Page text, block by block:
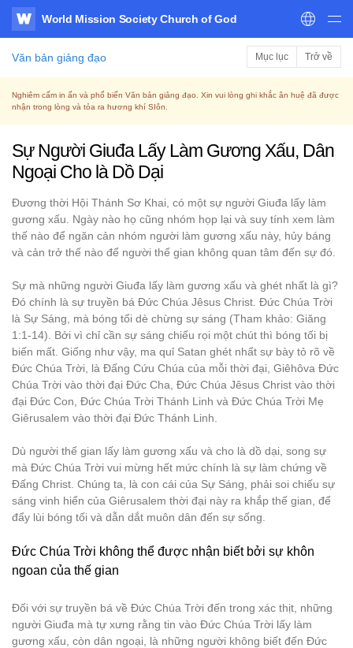
WATV
World Mission Society Church of God
Văn bản giảng đạo Mục lục Trở về
Nghiêm cấm in ấn và phổ biến Văn bản giảng đạo. Xin vui lòng ghi khắc ân huệ đã được
nhận trong lòng và tỏa ra hương khí SIôn.
Sự Người Giuđa Lấy Làm Gương Xấu, Dân
Ngoại Cho là Dồ Dại
Đương thời Hội Thánh Sơ Khai, có một sự người Giuđa lấy làm
gương xấu. Ngày nào họ cũng nhóm họp lại và suy tính xem làm
thế nào để ngăn cản nhóm người làm gương xấu này, hủy báng
và cản trở thế nào để người thế gian không quan tâm đến sự đó.
Sự mà những người Giuđa lấy làm gương xấu và ghét nhất là gì?
Đó chính là sự truyền bá Đức Chúa Jêsus Christ. Đức Chúa Trời
là Sự Sáng, mà bóng tối dè chừng sự sáng (Tham khảo: Giăng
1:1-14). Bởi vì chỉ cần sự sáng chiếu rọi một chút thì bóng tối bị
biến mất. Giống như vậy, ma quỉ Satan ghét nhất sự bày tỏ rõ về
Đức Chúa Trời, là Đấng Cứu Chúa của mỗi thời đại, Giêhôva Đức
Chúa Trời vào thời đại Đức Cha, Đức Chúa Jêsus Christ vào thời
đại Đức Con, Đức Chúa Trời Thánh Linh và Đức Chúa Trời Mẹ
Giêrusalem vào thời đại Đức Thánh Linh.
Dù người thế gian lấy làm gương xấu và cho là dồ dại, song sự
mà Đức Chúa Trời vui mừng hết mức chính là sự làm chứng về
Đấng Christ. Chúng ta, là con cái của Sự Sáng, phải soi chiếu sự
sáng vinh hiển của Giêrusalem thời đại này ra khắp thế gian, để
đẩy lùi bóng tối và dẫn dắt muôn dân đến sự sống.
Đức Chúa Trời không thể được nhận biết bởi sự khôn
ngoan của thế gian
Đối với sự truyền bá về Đức Chúa Trời đến trong xác thịt, những
người Giuđa mà tự xưng rằng tin vào Đức Chúa Trời lấy làm
gương xấu, còn dân ngoại, là những người không biết đến Đức